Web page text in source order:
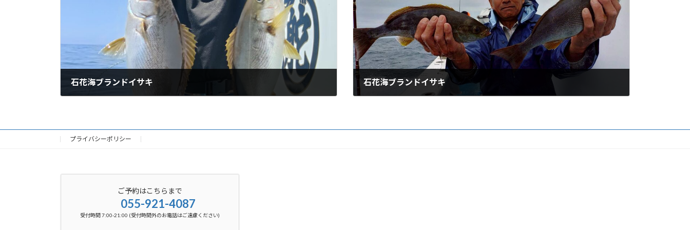
石花海ブランドイサキ 石花海ブランドイサキ
プライバシーポリシー
ご予約はこちらまで
055-921-4087
受付時間 7:00-21:00 (受付時間外のお電話はご遠慮ください)